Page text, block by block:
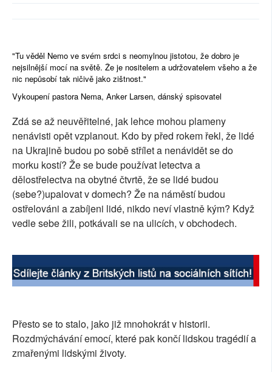
PŘÍSPĚVKY NA PROVOZ
SOCIÁLNÍ SÍTĚ
PLNÁ VERZE STRÁNEK
"Tu věděl Nemo ve svém srdci s neomylnou jistotou, že dobro je
nejsilnější mocí na světě. Že je nositelem a udržovatelem všeho a že
nic nepůsobí tak ničivě jako zištnost."
Vykoupení pastora Nema, Anker Larsen, dánský spisovatel
Zdá se až neuvěřitelné, jak lehce mohou plameny
nenávisti opět vzplanout. Kdo by před rokem řekl, že lidé
na Ukrajině budou po sobě střílet a nenávidět se do
morku kostí? Že se bude používat letectva a
dělostřelectva na obytné čtvrtě, že se lidé budou
(sebe?)upalovat v domech? Že na náměstí budou
ostřelováni a zabíjeni lidé, nikdo neví vlastně kým? Když
vedle sebe žili, potkávali se na ulicích, v obchodech.
Přesto se to stalo, jako již mnohokrát v historii.
Rozdmýchávání emocí, které pak končí lidskou tragédií a
zmařenými lidskými životy.